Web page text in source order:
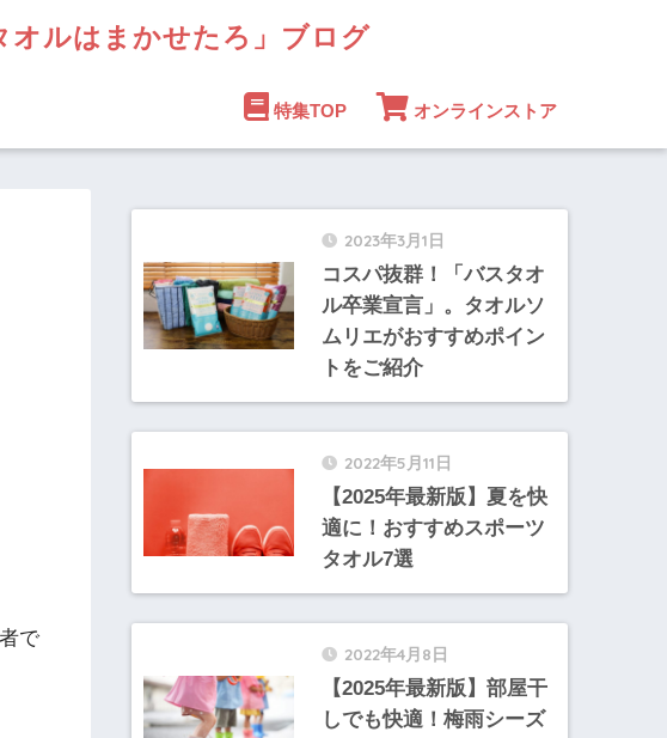
オルはまかせたろ」ブログ
特集TOP オンラインストア
で
2023年3月1日
コスパ抜群！「バスタオ
ル卒業宣言」。タオルソ
ムリエがおすすめポイン
トをご紹介
2022年5月11日
【2025年最新版】夏を快
適に！おすすめスポーツ
タオル7選
2022年4月8日
【2025年最新版】部屋干
しでも快適！梅雨シーズ